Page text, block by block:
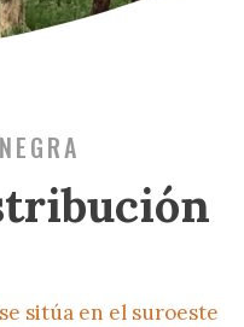
sitúa en el suroeste